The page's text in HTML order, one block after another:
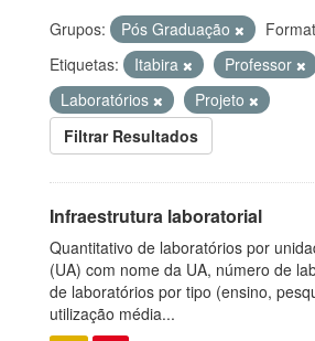
Grupos: Pós Graduação
Etiquetas:
Itabira
Professor
Laboratórios
Projeto
Filtrar Resultados
Infraestrutura laboratorial
Quantitativo de laboratórios por
(UA) com nome da UA, número de
de laboratórios por tipo (ensino,
utilização média...